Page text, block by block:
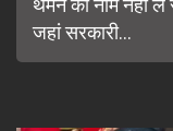
थमने का नाम नहीं ले
जहां सरकारी...